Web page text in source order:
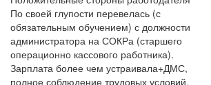
По своей глупости перевелась (с
обязательным обучением) с должности
администратора на СОКРа (старшего
операционно кассового работника).
Зарплата более чем устраивала+ДМС,
полное соблюдение трудовых условий.